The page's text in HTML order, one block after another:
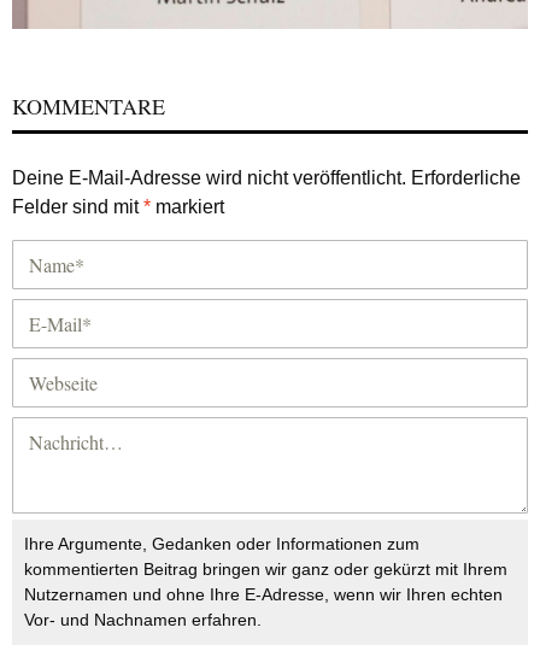
KOMMENTARE
Deine E-Mail-Adresse wird nicht veröffentlicht. Erforderliche
Felder sind mit* markiert
Ihre Argumente, Gedanken oder Informationen zum
kommentierten Beitrag bringen wir ganz oder gekürzt mit Ihrem
Nutzernamen und ohne Ihre E-Adresse, wenn wir Ihren echten
Vor- und Nachnamen erfahren.